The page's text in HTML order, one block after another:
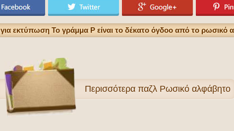
εκτύπωση Το γράμμα Р είναι το δέκατο όγδοο από το ρωσικό
Περισσότερα παζλ Ρωσικό αλφάβητο